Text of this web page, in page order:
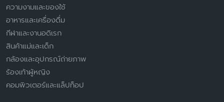
ความงามและของใช้
อาหารและเครื่องดื่ม
กีฬาและงานอดิเรก
สินค้าแม่และเด็ก
กล้องและอุปกรณ์ถ่ายภาพ
ร้องเท้าผู้หญิง
คอมพิวเตอร์และแล็ปท็อป